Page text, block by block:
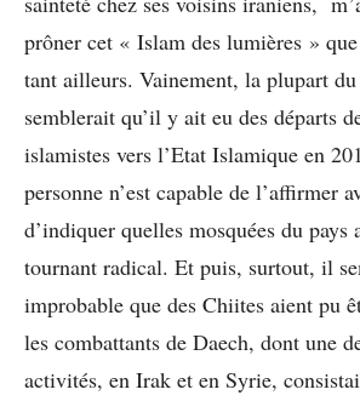
prôner cet « Islam des lumières »
tant ailleurs. Vainement, la plupart
semblerait qu’il y ait eu des départs
islamistes vers l’Etat Islamique en
personne n’est capable de l’affirmer
d’indiquer quelles mosquées du pays
tournant radical. Et puis, surtout, il
improbable que des Chiites aient pu
les combattants de Daech, dont une
activités, en Irak et en Syrie,